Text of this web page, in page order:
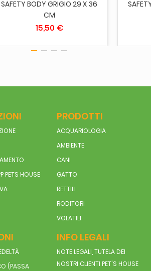
SAFETY BODY GRIGIO 29 X 36
CM
15,50 €
PETS HOUSE
PRODOTTI
ACQUARIOLOGIA
AMBIENTE
CANI
GATTO
RETTILI
RODITORI
VOLATILI
(PASSA
INFO LEGALI
NOTE LEGALI, TUTELA DEI
NOSTRI CLIENTI PET'S HOUSE